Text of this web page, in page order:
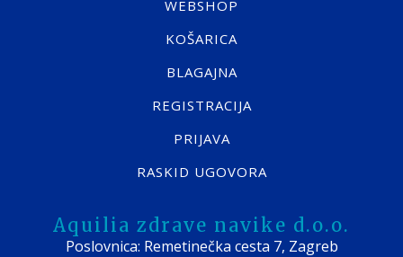
WEBSHOP
KOŠARICA
BLAGAJNA
REGISTRACIJA
PRIJAVA
RASKID UGOVORA
Aquilia zdrave navike d.o.o.
Poslovnica: Remetinečka cesta 7, Zagreb